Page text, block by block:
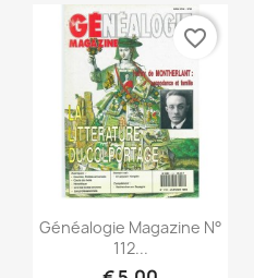
Snel bekijken
Généalogie Magazine N°
112...
favorite_border